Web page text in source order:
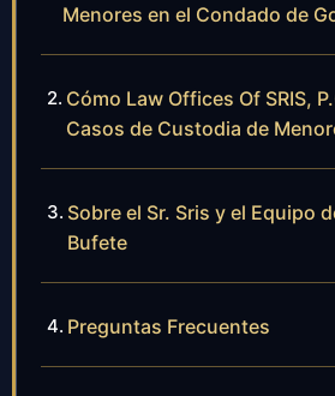
Menores en el Condado de
Cómo Law Offices Of SRIS,
Casos de Custodia de
Sobre el Sr. Sris y el Equipo
Bufete
Preguntas Frecuentes